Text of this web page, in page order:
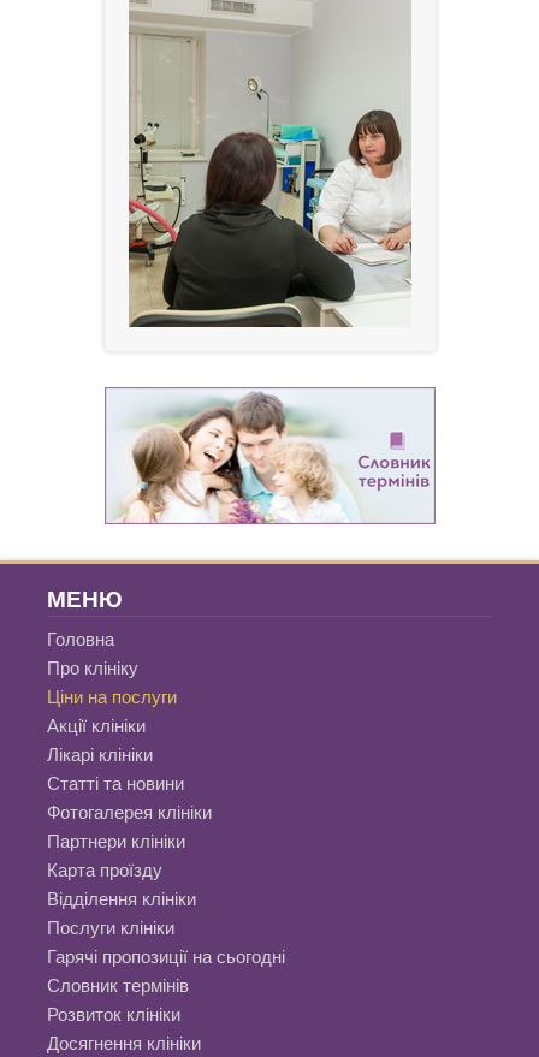
МЕНЮ
Головна
Про клініку
Ціни на послуги
Акції клініки
Лікарі клініки
Статті та новини
Фотогалерея клініки
Партнери клініки
Карта проїзду
Відділення клініки
Послуги клініки
Гарячі пропозиції на сьогодні
Словник термінів
Розвиток клініки
Досягнення клініки